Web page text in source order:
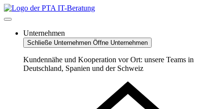
Zum
Inhalt
Unternehmen
Schließe Unternehmen Öffne Unternehmen
Kundennähe und Kooperation vor Ort: unsere Teams in
Deutschland, Spanien und der Schweiz